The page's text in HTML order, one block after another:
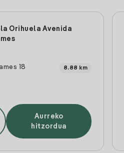
Orihuela Avenida
18
8.88 km
Aurreko
hitzordua